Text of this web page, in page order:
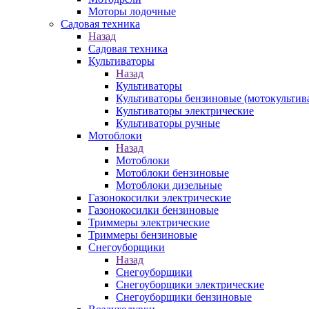
Моторы лодочные
Садовая техника
Назад
Садовая техника
Культиваторы
Назад
Культиваторы
Культиваторы бензиновые
Культиваторы электрические
Культиваторы ручные
Мотоблоки
Назад
Мотоблоки
Мотоблоки бензиновые
Мотоблоки дизельные
Газонокосилки электрические
Газонокосилки бензиновые
Триммеры электрические
Триммеры бензиновые
Снегоуборщики
Назад
Снегоуборщики
Снегоуборщики электрические
Снегоуборщики бензиновые